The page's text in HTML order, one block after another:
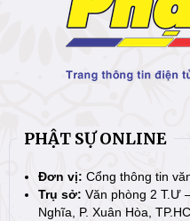
PHẬT SỰ ONLINE
Đơn vị: Cổng thông tin
Trụ sở: Văn phòng 2 T.Ư
Nghĩa, P. Xuân Hòa,